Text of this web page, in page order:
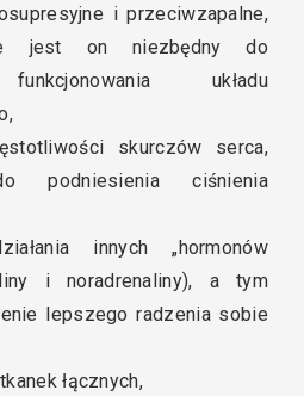
i przeciwzapalne,
jest on niezbędny do
układu
skurczów serca,
podniesienia ciśnienia
innych „hormonów
i noradrenaliny), a tym
lepszego radzenia sobie
łącznych,